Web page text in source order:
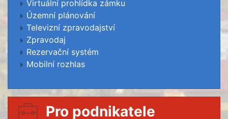
Virtuální prohlídka zámku
Územní plánování
Televizní zpravodajství
Zpravodaj
Rezervační systém
Mobilní rozhlas
Pro podnikatele